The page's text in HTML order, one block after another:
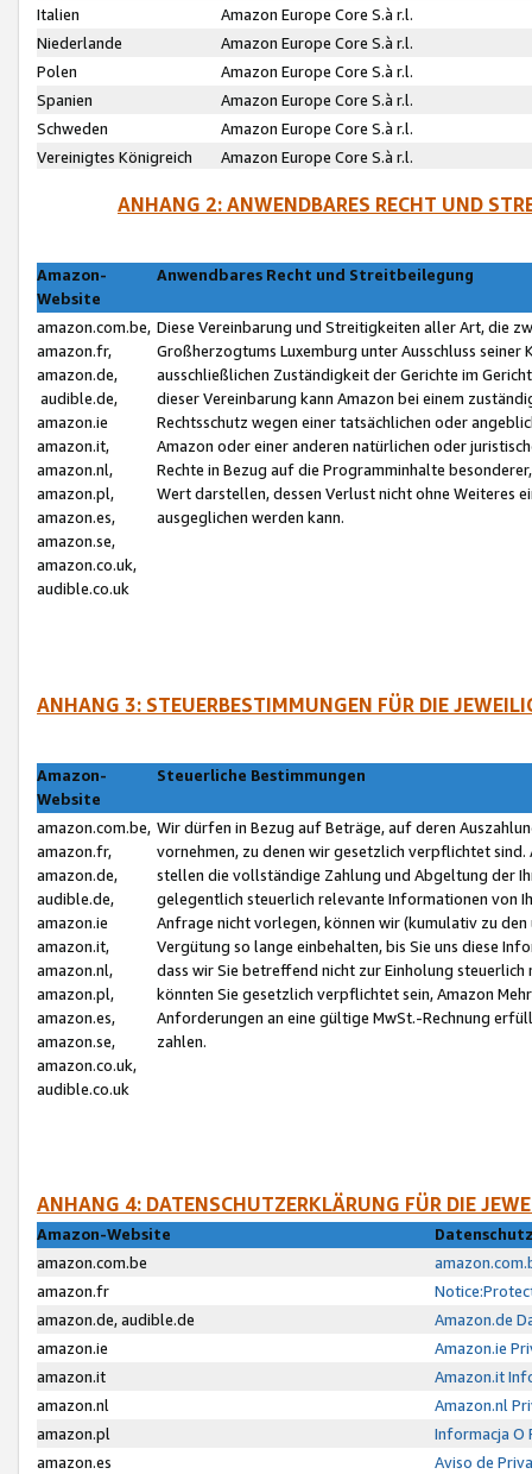
Italien
Amazon Europe Core S.à r.l.
Niederlande
Amazon Europe Core S.à r.l.
Polen
Amazon Europe Core S.à r.l.
Spanien
Amazon Europe Core S.à r.l.
Schweden
Amazon Europe Core S.à r.l.
Vereinigtes Königreich
Amazon Europe Core S.à r.l.
ANHANG 2: ANWENDBARES RECHT UND
Amazon-
Website
Anwendbares Recht und Streitbeilegung
amazon.com.be,
amazon.fr,
amazon.de,
audible.de,
amazon.ie
amazon.it,
amazon.nl,
amazon.pl,
amazon.es,
amazon.se,
amazon.co.uk,
audible.co.uk
Diese Vereinbarung und Streitigkeiten aller Art, die
Großherzogtums Luxemburg unter Ausschluss
ausschließlichen Zuständigkeit der Gerichte im
dieser Vereinbarung kann Amazon bei einem
Rechtsschutz wegen einer tatsächlichen oder
Amazon oder einer anderen natürlichen oder
Rechte in Bezug auf die Programminhalte
Wert darstellen, dessen Verlust nicht ohne Weiteres
ausgeglichen werden kann.
ANHANG 3: STEUERBESTIMMUNGEN FÜR DIE
Amazon-
Website
Steuerliche Bestimmungen
amazon.com.be,
amazon.fr,
amazon.de,
audible.de,
amazon.ie
amazon.it,
amazon.nl,
amazon.pl,
amazon.es,
amazon.se,
amazon.co.uk,
audible.co.uk
Wir dürfen in Bezug auf Beträge, auf deren
vornehmen, zu denen wir gesetzlich verpflichtet
stellen die vollständige Zahlung und Abgeltung der
gelegentlich steuerlich relevante Informationen von
Anfrage nicht vorlegen, können wir (kumulativ zu
Vergütung so lange einbehalten, bis Sie uns diese
dass wir Sie betreffend nicht zur Einholung
könnten Sie gesetzlich verpflichtet sein, Amazon
Anforderungen an eine gültige MwSt.-Rechnung
zahlen.
ANHANG 4: DATENSCHUTZERKLÄRUNG FÜR DIE
Amazon-Website
amazon.com.be
amazon.fr
amazon.de, audible.de
Amazon.de
amazon.ie
Amazon.ie
amazon.it
Amazon.it
amazon.nl
Amazon.nl
amazon.pl
Informacja O
amazon.es
Aviso de